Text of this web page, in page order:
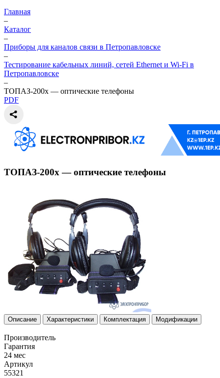
Главная
–
Каталог
–
Приборы для каналов связи в Петропавловске
–
Тестирование кабельных линий, сетей Ethernet и Wi-Fi в
Петропавловске
–
ТОПАЗ-200х — оптические телефоны
PDF
ТОПАЗ-200х — оптические телефоны
Описание Характеристики Комплектация Модификации
Производитель
Гарантия
24 мес
Артикул
55321